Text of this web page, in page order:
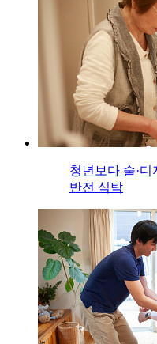
청년보다 술·
반전 식탁